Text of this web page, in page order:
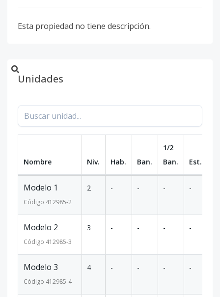
Esta propiedad no tiene descripción.
Unidades
Nombre Niv. Hab. Ban.
1/2
Ban.
Est.
Modelo 1
Código 412985-2
2 - - - -
Modelo 2
Código 412985-3
3 - - - -
Modelo 3
Código 412985-4
4 - - - -